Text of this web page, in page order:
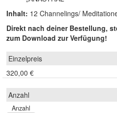
Inhalt: 12 Channelings/
Direkt nach deiner Bestellung,
zum Download zur Verfügung!
320,00 €
Anzahl